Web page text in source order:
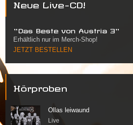
Neue Live-CD!
"Das Beste von Austria 3"
Erhältlich nur im Merch-Shop!
JETZT BESTELLEN
Hörproben
Ollas leiwaund
Live